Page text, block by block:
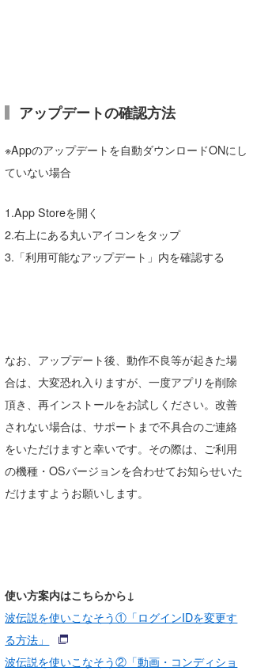
アップデートの確認方法
※Appのアップデートを自動ダウンロードONにし
ていない場合
1.App Storeを開く
2.右上にある丸いアイコンをタップ
3.「利用可能なアップデート」内を確認する
なお、アップデート後、動作不良等が起きた場
合は、大変恐れ入りますが、一度アプリを削除
頂き、再インストールをお試しください。改善
されない場合は、サポートまで不具合のご連絡
をいただけますと幸いです。その際は、ご利用
の機種・OSバージョンを合わせてお知らせいた
だけますようお願いします。
使い方案内はこちらから↓
波伝説を使いこなそう①「ログインIDを変更す
る方法」
波伝説を使いこなそう②「動画・コンディショ
Naoya Kimoto
Yasunari Inoue
arukasvision
DELTA FORCE SURF
メディア
Colors MAGAZINE
福島寿実子
嵯峨明日香
進士剛光
NOBUFUKU
喜納海人
波伝説スタッフ
+☆maki☆+
Aichan
G◎Da
KID
KOBU
KY
OYZ
S.K
Soulman